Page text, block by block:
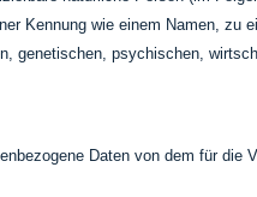
Kennung wie einem Namen, zu
genetischen, psychischen,
Daten von dem für die